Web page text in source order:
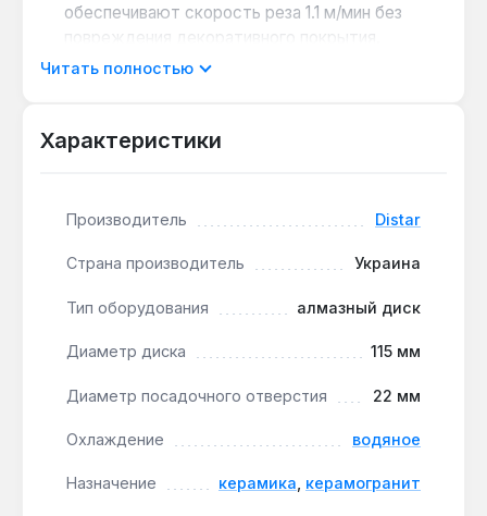
обеспечивают скорость реза 1.1 м/мин без
повреждения декоративного покрытия.
Совместимость с плиткорезами
большинства профессиональных станков.
алмазного слоя и удаляет шлам для стабильной
Круг применяется в мастерских по обработке
керамики и керамогранита, включая материалы с
Гарантия от производителя, доставка по Украине.
Подходит ли для резки керамогранита
Читать полностью
Характеристики
Производитель Distar
Страна производитель Украина
Тип оборудования алмазный диск
Диаметр диска 115 мм
Диаметр посадочного отверстия 22 мм
Охлаждение водяное
Назначение керамика керамогранит